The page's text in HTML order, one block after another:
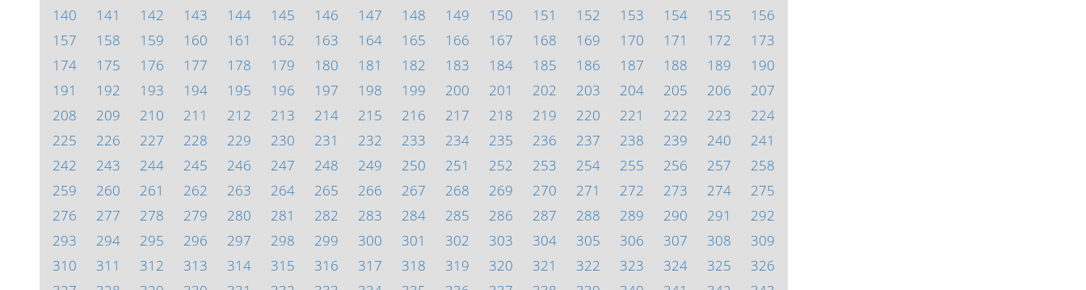
140
141 142 143 144 145 146 147 148 149 150 151 152 153 154 155
156
157
158 159 160 161 162 163 164 165 166 167 168 169 170 171 172
173
174
175 176 177 178 179 180 181 182 183 184 185 186 187 188 189
190
191
192 193 194 195 196 197 198 199 200 201 202 203 204 205 206
207
208
209 210 211 212 213 214 215 216 217 218 219 220 221 222 223
224
225
226 227 228 229 230 231 232 233 234 235 236 237 238 239 240
241
242
243 244 245 246 247 248 249 250 251 252 253 254 255 256 257
258
259
260 261 262 263 264 265 266 267 268 269 270 271 272 273 274
275
276
277 278 279 280 281 282 283 284 285 286 287 288 289 290 291
292
293
294 295 296 297 298 299 300 301 302 303 304 305 306 307 308
309
310
311 312 313 314 315 316 317 318 319 320 321 322 323 324 325
326